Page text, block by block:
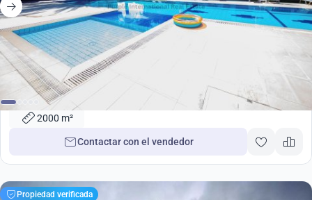
4 000 000
2000m2 Propiedades en Kissonerga, Paphos, Chipre No. 35366
2000 m²
Contactar con el vendedor
Propiedad verificada